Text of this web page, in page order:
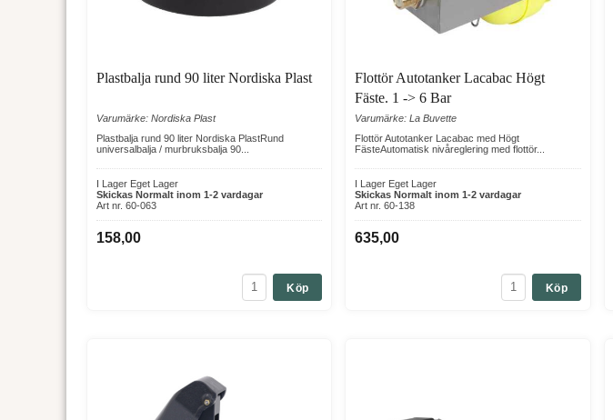
Plastbalja rund 90 liter Nordiska Plast
Varumärke: Nordiska Plast
Plastbalja rund 90 liter Nordiska PlastRund
universalbalja / murbruksbalja 90...
I Lager Eget Lager
Skickas Normalt inom 1-2 vardagar
Art nr. 60-063
158,00
Köp
Flottör Autotanker Lacabac Högt
Fäste. 1 -> 6 Bar
Varumärke: La Buvette
Flottör Autotanker Lacabac med Högt
FästeAutomatisk nivåreglering med flottör...
I Lager Eget Lager
Skickas Normalt inom 1-2 vardagar
Art nr. 60-138
635,00
Köp